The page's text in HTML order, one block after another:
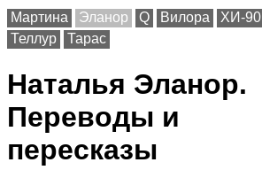
Мартина Эланор Q Вилора
ХИ-90
Теллур
Тарас
Наталья Эланор.
Переводы и
пересказы